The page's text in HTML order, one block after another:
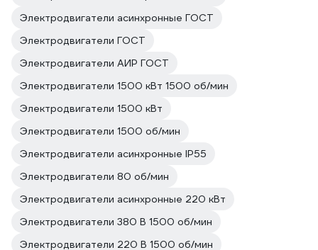
Электродвигатели асинхронные ГОСТ
Электродвигатели ГОСТ
Электродвигатели АИР ГОСТ
Электродвигатели 1500 кВт 1500 об/мин
Электродвигатели 1500 кВт
Электродвигатели 1500 об/мин
Электродвигатели асинхронные IP55
Электродвигатели 80 об/мин
Электродвигатели асинхронные 220 кВт
Электродвигатели 380 В 1500 об/мин
Электродвигатели 220 В 1500 об/мин